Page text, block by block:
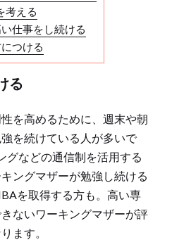
考える
仕事をし続ける
つける
る
を高めるために、週末や朝
を続けている人が多いで
グなどの通信制を活用する
ングマザーが勉強し続ける
を取得する方も。高い専
ないワーキングマザーが評
ます。